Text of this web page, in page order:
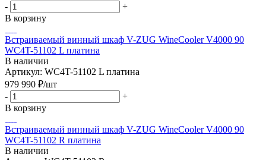
-
+
В корзину
Встраиваемый винный шкаф V-ZUG WineCooler V4000 90
WC4T-51102 L платина
В наличии
Артикул: WC4T-51102 L платина
979 990 ₽/шт
-
+
В корзину
Встраиваемый винный шкаф V-ZUG WineCooler V4000 90
WC4T-51102 R платина
В наличии